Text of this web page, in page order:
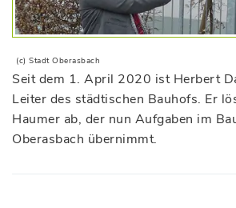
(c) Stadt Oberasbach
Seit dem 1. April 2020 ist Herbert
Leiter des städtischen Bauhofs. Er
Haumer ab, der nun Aufgaben im
Oberasbach übernimmt.